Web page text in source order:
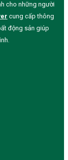
cho những người
cung cấp thông
động sản giúp